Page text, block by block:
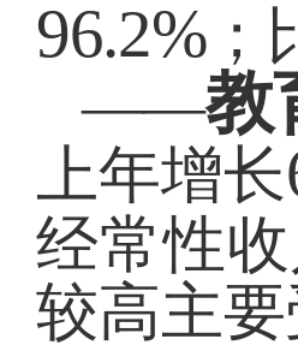
96.2%；
——教
上年增长
经常性
较高主